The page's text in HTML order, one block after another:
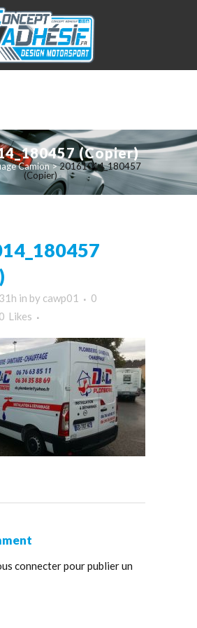
(Copier)
Camion>20161014_180457
(Copier)
in by cawp01
0
0 Likes
connecterpour publier un